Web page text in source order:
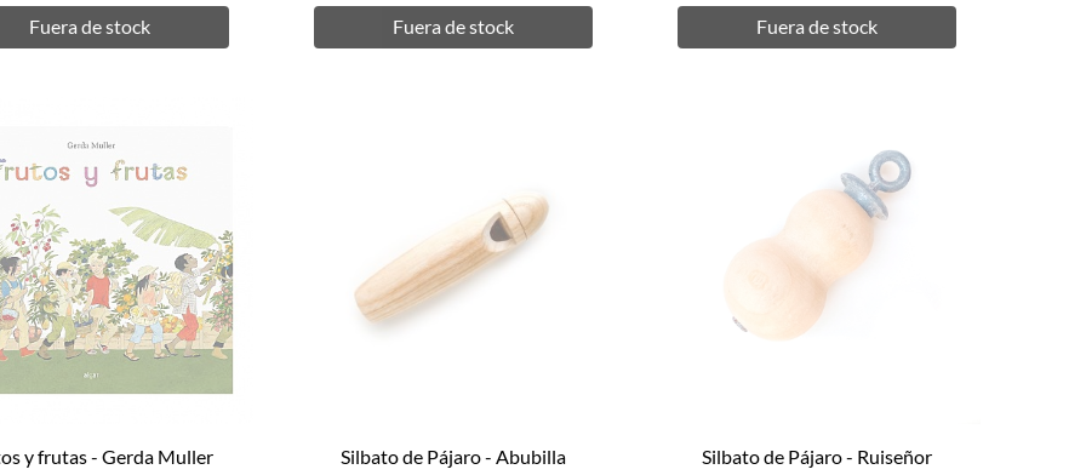
Fuera de stock Fuera de stock Fuera de stock
y frutas - Gerda Muller Silbato de Pájaro - Abubilla Silbato de Pájaro - Ruiseñor